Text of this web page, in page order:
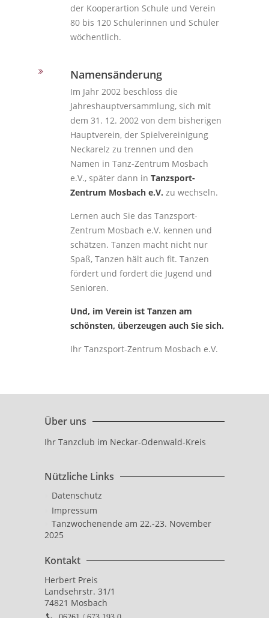
der Kooperartion Schule und Verein
80 bis 120 Schülerinnen und Schüler
wöchentlich.
Namensänderung
Im Jahr 2002 beschloss die
Jahreshauptversammlung, sich mit
dem 31. 12. 2002 von dem bisherigen
Hauptverein, der Spielvereinigung
Neckarelz zu trennen und den
Namen in Tanz-Zentrum Mosbach
e.V., später dann in Tanzsport-
Zentrum Mosbach e.V. zu wechseln.
Lernen auch Sie das Tanzsport-
Zentrum Mosbach e.V. kennen und
schätzen. Tanzen macht nicht nur
Spaß, Tanzen hält auch fit. Tanzen
fördert und fordert die Jugend und
Senioren.
Und, im Verein ist Tanzen am
schönsten, überzeugen auch Sie sich.
Ihr Tanzsport-Zentrum Mosbach e.V.
Über uns
Ihr Tanzclub im Neckar-Odenwald-Kreis
Nützliche Links
Datenschutz
Impressum
Tanzwochenende am 22.-23. November
2025
Kontakt
Herbert Preis
Landsehrstr. 31/1
74821 Mosbach